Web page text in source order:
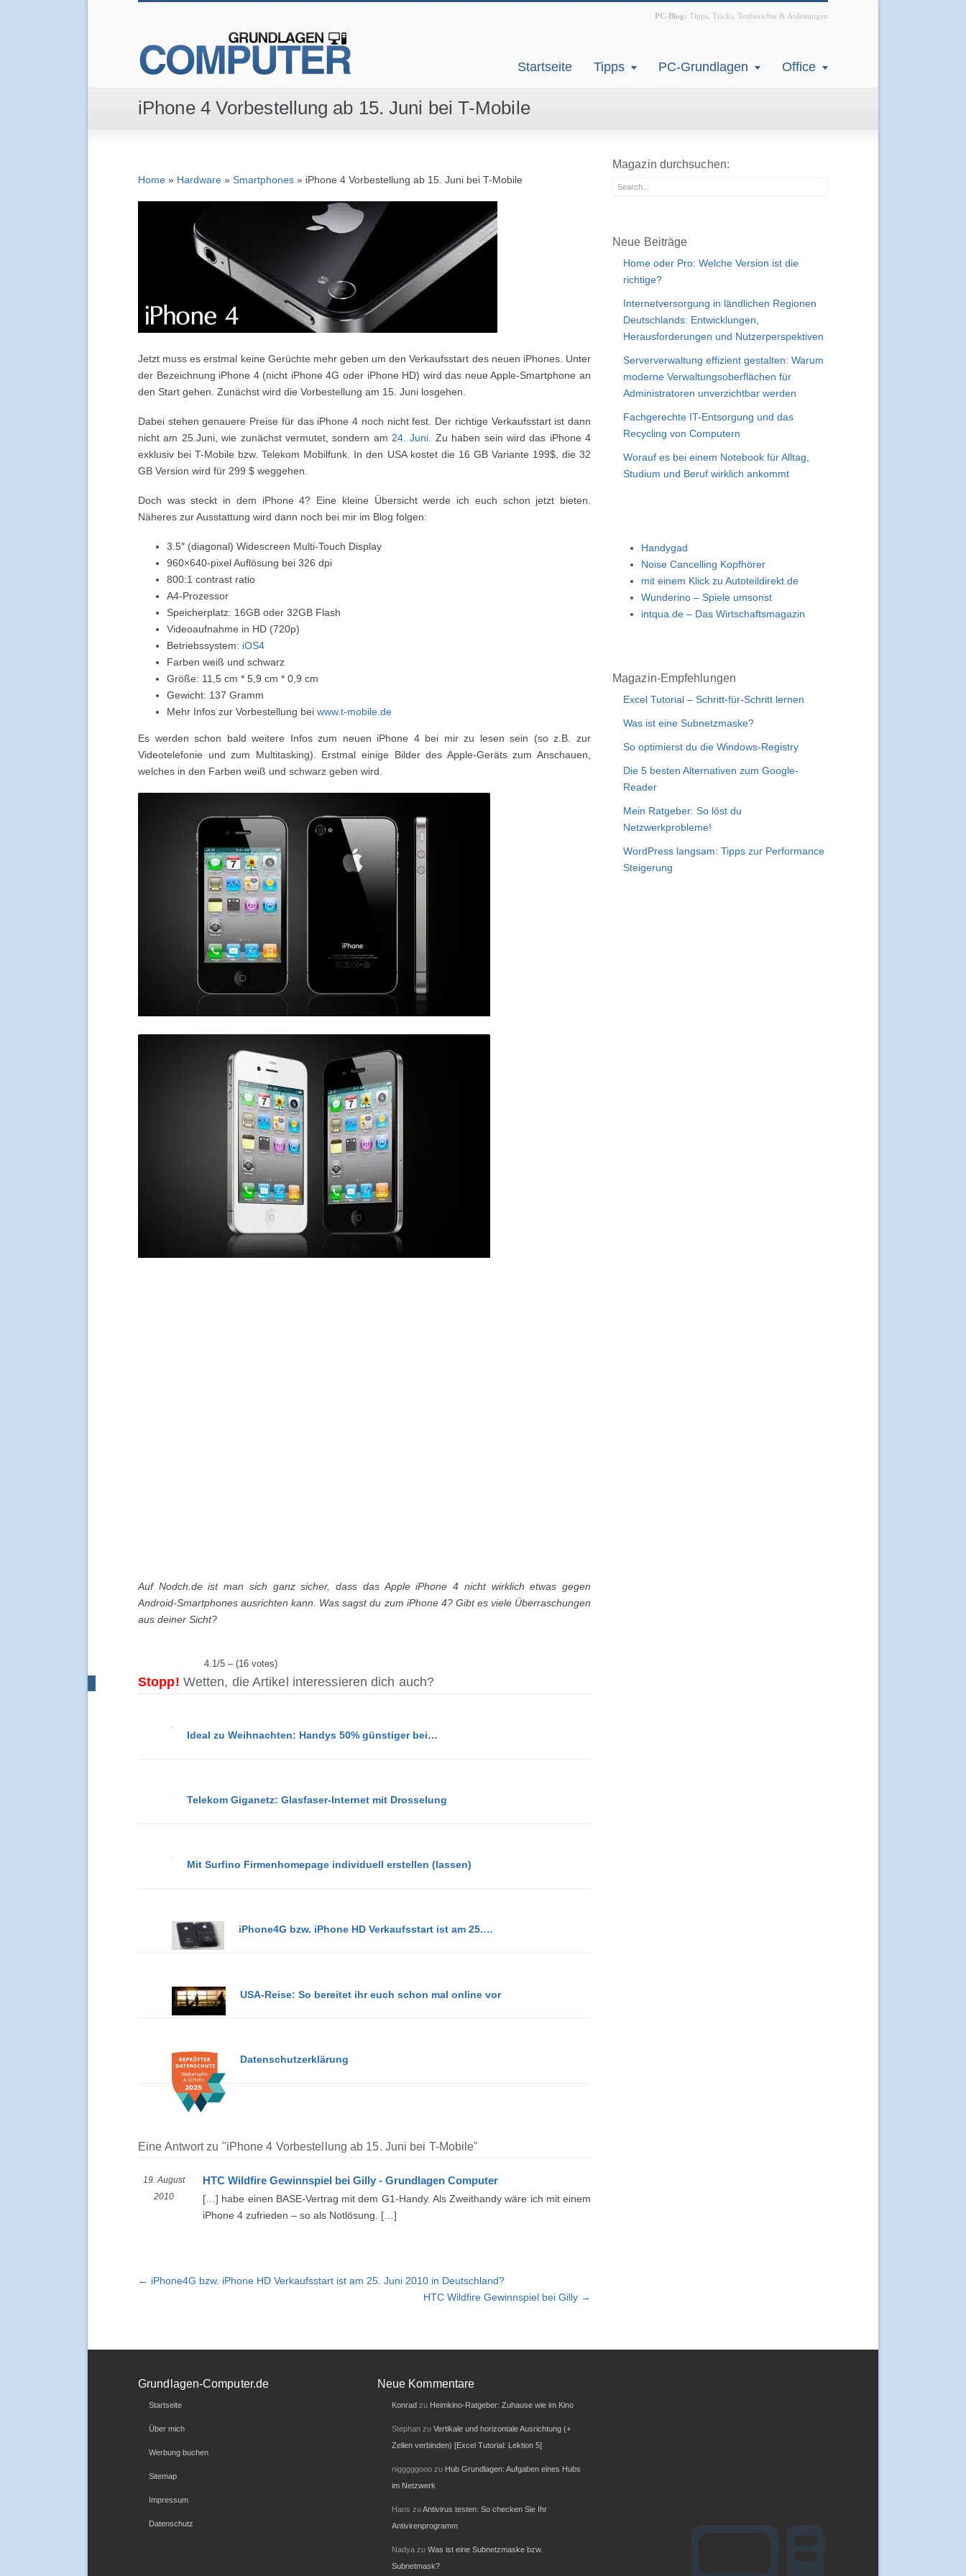
PC-Blog: Tipps, Tricks, Testberichte & Anleitungen
Startseite Tipps PC-Grundlagen Office
iPhone 4 Vorbestellung ab 15. Juni bei T-Mobile
Home » Hardware » Smartphones » iPhone 4 Vorbestellung ab 15. Juni bei T-Mobile
Jetzt muss es erstmal keine Gerüchte mehr geben um den Verkaufsstart des neuen iPhones. Unter
der Bezeichnung iPhone 4 (nicht iPhone 4G oder iPhone HD) wird das neue Apple-Smartphone an
den Start gehen. Zunächst wird die Vorbestellung am 15. Juni losgehen.
Dabei stehen genauere Preise für das iPhone 4 noch nicht fest. Der richtige Verkaufsstart ist dann
nicht am 25.Juni, wie zunächst vermutet, sondern am 24. Juni . Zu haben sein wird das iPhone 4
exklusiv bei T-Mobile bzw. Telekom Mobilfunk. In den USA kostet die 16 GB Variante 199$, die 32
GB Version wird für 299 $ weggehen.
Doch was steckt in dem iPhone 4? Eine kleine Übersicht werde ich euch schon jetzt bieten.
Näheres zur Ausstattung wird dann noch bei mir im Blog folgen:
3.5″ (diagonal) Widescreen Multi-Touch Display
960×640-pixel Auflösung bei 326 dpi
800:1 contrast ratio
A4-Prozessor
Speicherplatz: 16GB oder 32GB Flash
Videoaufnahme in HD (720p)
Betriebssystem: iOS4
Farben weiß und schwarz
Größe: 11,5 cm * 5,9 cm * 0,9 cm
Gewicht: 137 Gramm
Mehr Infos zur Vorbestellung bei www.t-mobile.de
Es werden schon bald weitere Infos zum neuen iPhone 4 bei mir zu lesen sein (so z.B. zur
Videotelefonie und zum Multitasking). Erstmal einige Bilder des Apple-Geräts zum Anschauen,
welches in den Farben weiß und schwarz geben wird.
Auf Nodch.de ist man sich ganz sicher, dass das Apple iPhone 4 nicht wirklich etwas gegen
Android-Smartphones ausrichten kann. Was sagst du zum iPhone 4? Gibt es viele Überraschungen
aus deiner Sicht?
4.1/5 – (16 votes)
Stopp! Wetten, die Artikel interessieren dich auch?
Ideal zu Weihnachten: Handys 50% günstiger bei…
Telekom Giganetz: Glasfaser-Internet mit Drosselung
Mit Surfino Firmenhomepage individuell erstellen (lassen)
iPhone4G bzw. iPhone HD Verkaufsstart ist am 25.…
USA-Reise: So bereitet ihr euch schon mal online vor
Datenschutzerklärung
Eine Antwort zu "iPhone 4 Vorbestellung ab 15. Juni bei T-Mobile"
19. August
2010
HTC Wildfire Gewinnspiel bei Gilly - Grundlagen Computer
[…] habe einen BASE-Vertrag mit dem G1-Handy. Als Zweithandy wäre ich mit einem
iPhone 4 zufrieden – so als Notlösung. […]
← iPhone4G bzw. iPhone HD Verkaufsstart ist am 25. Juni 2010 in Deutschland?
HTC Wildfire Gewinnspiel bei Gilly →
Magazin durchsuchen:
Neue Beiträge
Home oder Pro: Welche Version ist die
richtige?
Internetversorgung in ländlichen Regionen
Deutschlands: Entwicklungen,
Herausforderungen und Nutzerperspektiven
Serververwaltung effizient gestalten: Warum
moderne Verwaltungsoberflächen für
Administratoren unverzichtbar werden
Fachgerechte IT-Entsorgung und das
Recycling von Computern
Worauf es bei einem Notebook für Alltag,
Studium und Beruf wirklich ankommt
Handygad
Noise Cancelling Kopfhörer
mit einem Klick zu Autoteildirekt.de
Wunderino – Spiele umsonst
intqua.de – Das Wirtschaftsmagazin
Magazin-Empfehlungen
Excel Tutorial – Schritt-für-Schritt lernen
Was ist eine Subnetzmaske?
So optimierst du die Windows-Registry
Die 5 besten Alternativen zum Google-
Reader
Mein Ratgeber: So löst du
Netzwerkprobleme!
WordPress langsam: Tipps zur Performance
Steigerung
Grundlagen-Computer.de
Startseite
Über mich
Werbung buchen
Sitemap
Impressum
Datenschutz
Neue Kommentare
Konradzu Heimkino-Ratgeber: Zuhause wie im Kino
Stephanzu Vertikale und horizontale Ausrichtung (+
Zellen verbinden) [Excel Tutorial: Lektion 5]
nigggggooozu Hub Grundlagen: Aufgaben eines Hubs
im Netzwerk
Hans zuAntivirus testen: So checken Sie Ihr
Antivirenprogramm
Nadyazu Was ist eine Subnetzmaske bzw.
Subnetmask?